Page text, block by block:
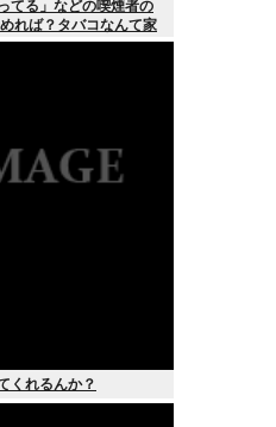
てる」などの喫煙者の
れば？タバコなんて家
くれるんか？